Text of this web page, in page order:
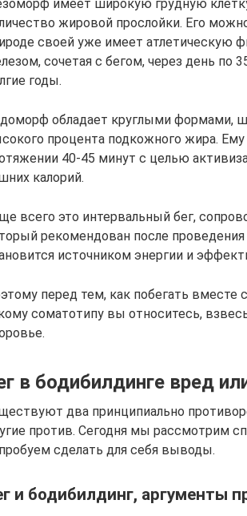
имеет широкую грудную
жировой прослойки. Его
своей уже имеет атлетическую
сочетая с бегом, через день по
годы.
обладает круглыми формами,
процента подкожного жира.
40-45 минут с целью
калорий.
всего это интервальный бег,
рекомендован после
источником энергии и
перед тем, как побегать вместе
соматотипу вы относитесь,
в бодибилдинге вред
два принципиально
против. Сегодня мы рассмотрим
сделать для себя выводы.
и бодибилдинг, аргументы